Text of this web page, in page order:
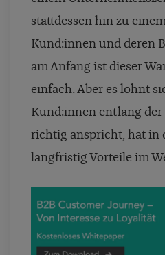
stattdessen hin zu
Kund:innen und deren
am Anfang ist dieser
einfach. Aber es lohnt
Kund:innen entlang
richtig anspricht, hat in
langfristig Vorteile im